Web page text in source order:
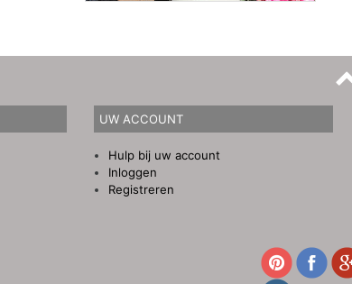
UW ACCOUNT
Hulp bij uw account
Inloggen
Registreren